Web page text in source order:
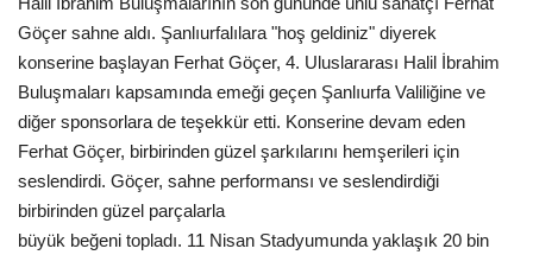
Gündem
Tekno Bilim
Ekonomi
Siyaset
Göçer sahne aldı. Şanlıurfalılara "hoş geldiniz" diyerek
konserine başlayan Ferhat Göçer, 4. Uluslararası Halil İbrahim
Buluşmaları kapsamında emeği geçen Şanlıurfa Valiliğine ve
diğer sponsorlara de teşekkür etti. Konserine devam eden
Ferhat Göçer, birbirinden güzel şarkılarını hemşerileri için
seslendirdi. Göçer, sahne performansı ve seslendirdiği
birbirinden güzel parçalarla
büyük beğeni topladı. 11 Nisan Stadyumunda yaklaşık 20 bin